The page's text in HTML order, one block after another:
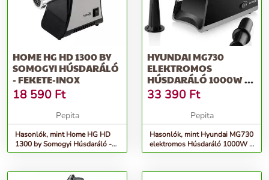
HOME HG HD 1300 BY
SOMOGYI HÚSDARÁLÓ
- FEKETE-INOX
18 590 Ft
Pepita
Hasonlók, mint Home HG HD
1300 by Somogyi Húsdaráló -
fekete-inox
HYUNDAI MG730
ELEKTROMOS
HÚSDARÁLÓ 1000W -
FEKETE
33 390 Ft
Pepita
Hasonlók, mint Hyundai MG730
elektromos Húsdaráló 1000W -
fekete